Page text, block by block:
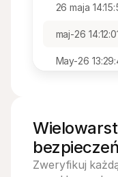
26 maja
maj-26
May-26
Zweryfikuj